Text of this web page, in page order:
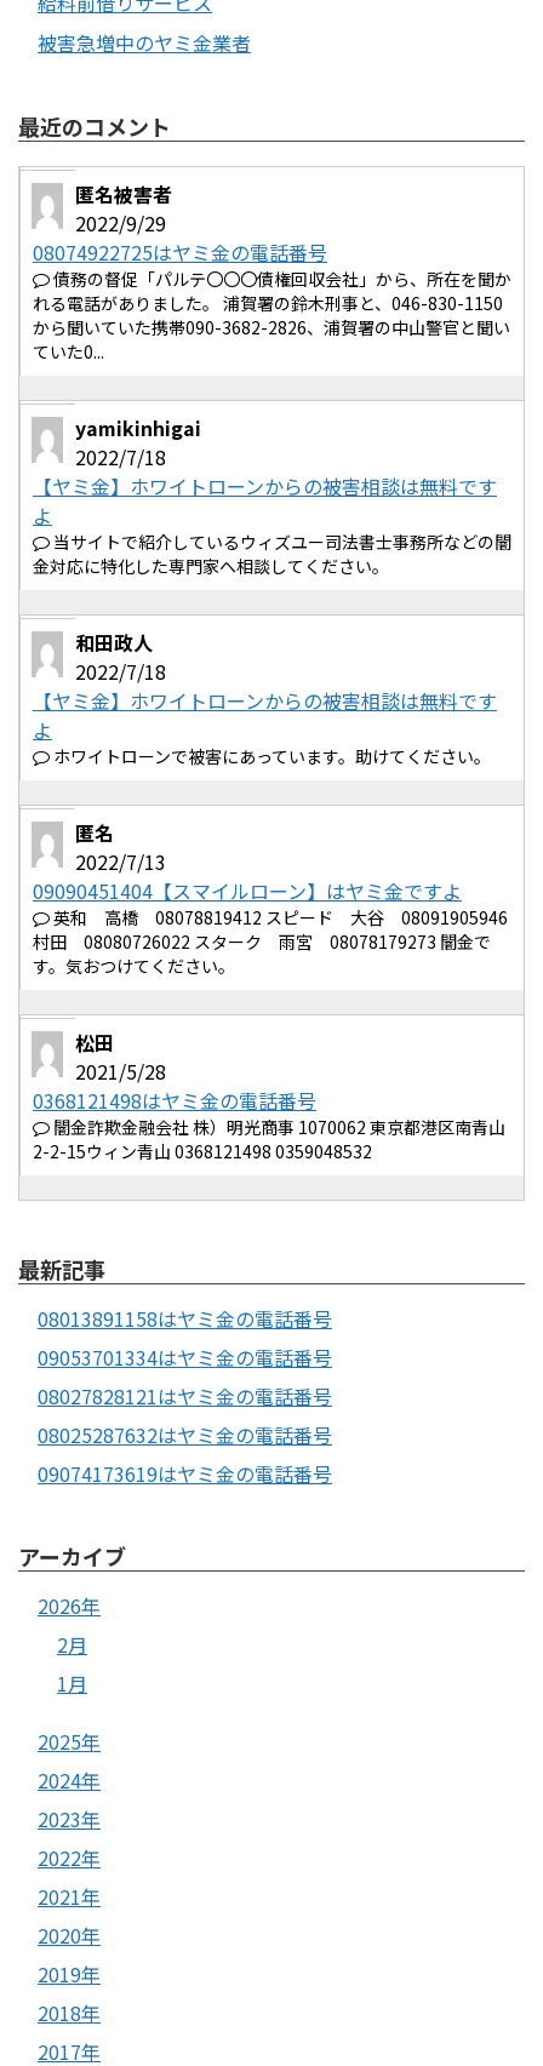
被害急増中のヤミ金業者
最近のコメント
匿名被害者
2022/9/29
08074922725はヤミ金の電話番号
債務の督促「パルテ〇〇〇債権回収会社」から、所在を聞か
れる電話がありました。 浦賀署の鈴木刑事と、046-830-1150
から聞いていた携帯090-3682-2826、浦賀署の中山警官と聞い
ていた0...
yamikinhigai
2022/7/18
【ヤミ金】ホワイトローンからの被害相談は無料です
よ
当サイトで紹介しているウィズユー司法書士事務所などの闇
金対応に特化した専門家へ相談してください。
和田政人
2022/7/18
【ヤミ金】ホワイトローンからの被害相談は無料です
よ
ホワイトローンで被害にあっています。助けてください。
匿名
2022/7/13
09090451404【スマイルローン】はヤミ金ですよ
英和 高橋 08078819412 スピード 大谷 08091905946
村田 08080726022 スターク 雨宮 08078179273 闇金で
す。気おつけてください。
松田
2021/5/28
0368121498はヤミ金の電話番号
闇金詐欺金融会社 株）明光商事 1070062 東京都港区南青山
2-2-15ウィン青山 0368121498 0359048532
最新記事
08013891158はヤミ金の電話番号
09053701334はヤミ金の電話番号
08027828121はヤミ金の電話番号
08025287632はヤミ金の電話番号
09074173619はヤミ金の電話番号
アーカイブ
2026年
2月
1月
2025年
2024年
2023年
2022年
2021年
2020年
2019年
2018年
2017年